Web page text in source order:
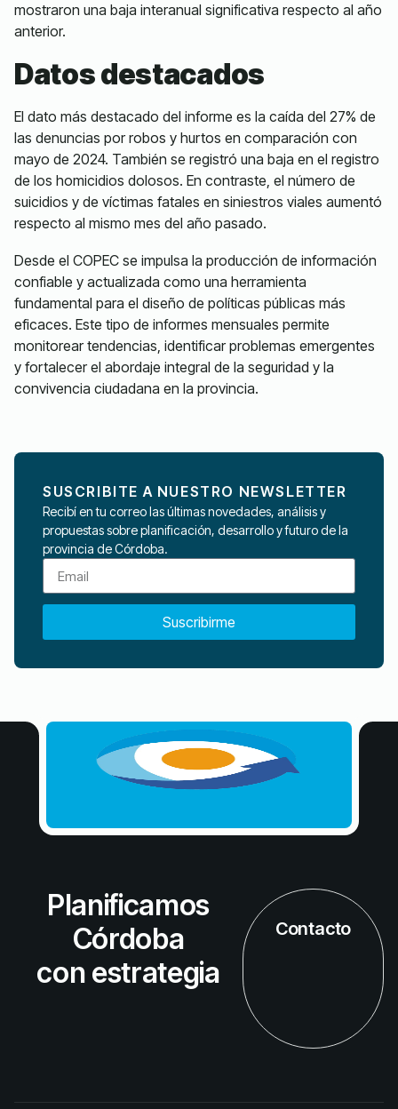
mostraron una baja interanual significativa respecto al año
anterior.
Datos destacados
El dato más destacado del informe es la caída del 27% de
las denuncias por robos y hurtos en comparación con
mayo de 2024. También se registró una baja en el registro
de los homicidios dolosos. En contraste, el número de
suicidios y de víctimas fatales en siniestros viales aumentó
respecto al mismo mes del año pasado.
Desde el COPEC se impulsa la producción de información
confiable y actualizada como una herramienta
fundamental para el diseño de políticas públicas más
eficaces. Este tipo de informes mensuales permite
monitorear tendencias, identificar problemas emergentes
y fortalecer el abordaje integral de la seguridad y la
convivencia ciudadana en la provincia.
SUSCRIBITE A NUESTRO NEWSLETTER
Recibí en tu correo las últimas novedades, análisis y
propuestas sobre planificación, desarrollo y futuro de la
provincia de Córdoba.
Suscribirme
Planificamos
Córdoba
con estrategia
Contacto